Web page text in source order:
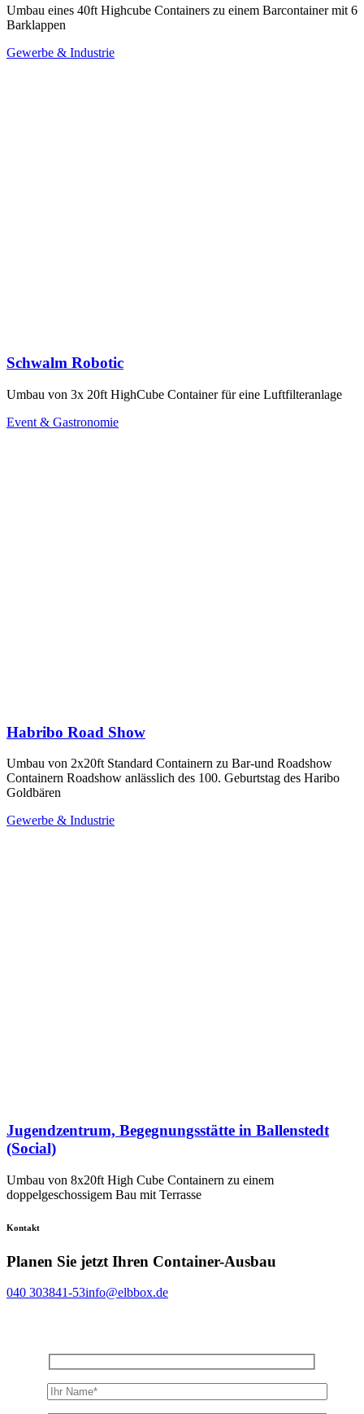
Umbau eines 40ft Highcube Containers zu einem Barcontainer mit 6
Barklappen
Gewerbe & Industrie
Schwalm Robotic
Umbau von 3x 20ft HighCube Container für eine Luftfilteranlage
Event & Gastronomie
Habribo Road Show
Umbau von 2x20ft Standard Containern zu Bar-und Roadshow
Containern Roadshow anlässlich des 100. Geburtstag des Haribo
Goldbären
Gewerbe & Industrie
Jugendzentrum, Begegnungsstätte in Ballenstedt
(Social)
Umbau von 8x20ft High Cube Containern zu einem
doppelgeschossigem Bau mit Terrasse
Kontakt
Planen Sie jetzt Ihren Container-Ausbau
040 303841-53info@elbbox.de